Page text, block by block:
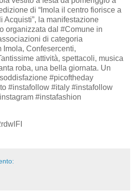
di “Imola il centro fiorisce a
Acquisti”, la manifestazione
organizzata dal #Comune in
di categoria
Imola, Confesercenti,
attività, spettacoli, musica
roba, una bella giornata. Un
#picoftheday
#instafollow #italy #instafollow
#instafashion